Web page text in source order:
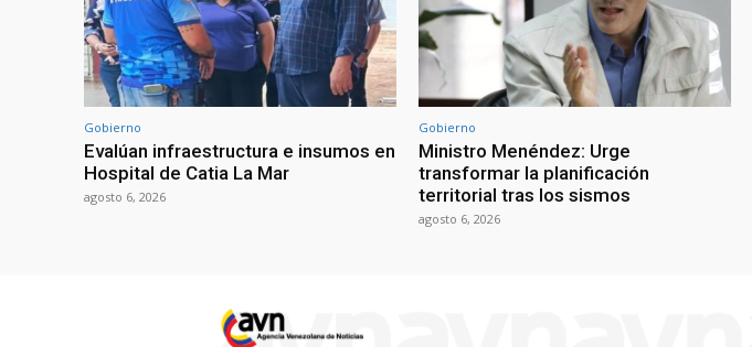
Gobierno
Evalúan infraestructura e insumos en
Hospital de Catia La Mar
agosto 6, 2026
Gobierno
Ministro Menéndez: Urge
transformar la planificación
territorial tras los sismos
agosto 6, 2026